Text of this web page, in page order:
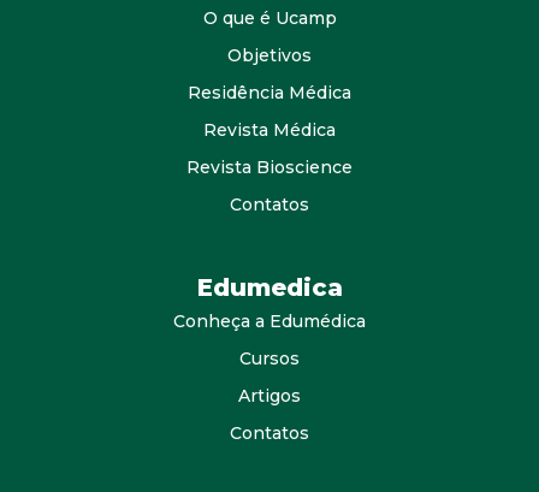
O que é Ucamp
Objetivos
Residência Médica
Revista Médica
Revista Bioscience
Contatos
Edumedica
Conheça a Edumédica
Cursos
Artigos
Contatos